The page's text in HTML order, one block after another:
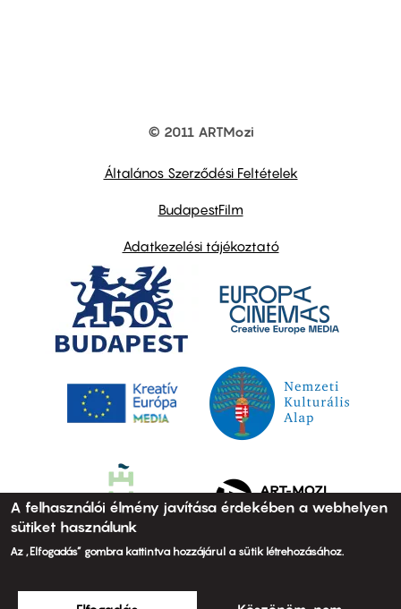
© 2011 ARTMozi
Általános Szerződési Feltételek
BudapestFilm
Adatkezelési tájékoztató
A felhasználói élmény javítása érdekében a webhelyen
sütiket használunk
Az „Elfogadás” gombra kattintva hozzájárul a sütik létrehozásához.